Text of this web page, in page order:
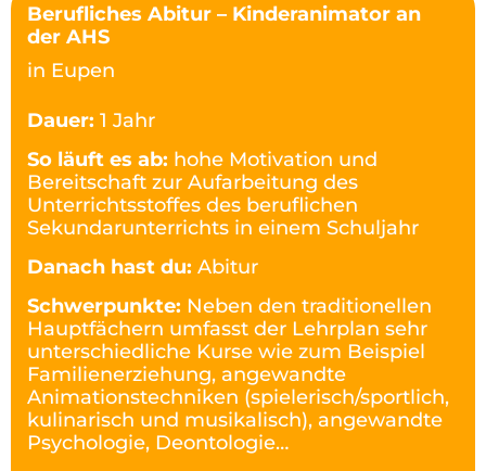
Berufliches Abitur – Kinderanimator an
der AHS
in Eupen
Dauer: 1 Jahr
So läuft es ab: hohe Motivation und
Bereitschaft zur Aufarbeitung des
Unterrichtsstoffes des beruflichen
Sekundarunterrichts in einem Schuljahr
Danach hast du: Abitur
Schwerpunkte: Neben den traditionellen
Hauptfächern umfasst der Lehrplan sehr
unterschiedliche Kurse wie zum Beispiel
Familienerziehung, angewandte
Animationstechniken (spielerisch/sportlich,
kulinarisch und musikalisch), angewandte
Psychologie, Deontologie…